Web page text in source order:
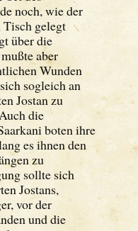
noch, wie der
Tisch gelegt
über die
aber
Wunden
sogleich an
Jostan zu
die
boten ihre
es ihnen den
zu
sollte sich
Jostans,
vor der
und die